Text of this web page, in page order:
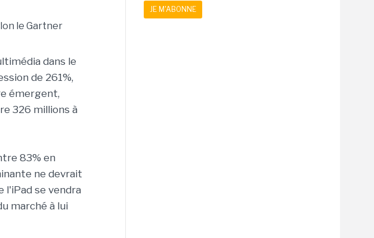
dans le
de 261%,
émergent,
326 millions à
83% en
ne devrait
l'iPad se vendra
marché à lui
JE M'ABONNE